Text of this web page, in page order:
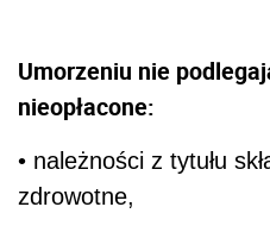
Umorzeniu nie
nieopłacone:
• należności z tytułu
zdrowotne,